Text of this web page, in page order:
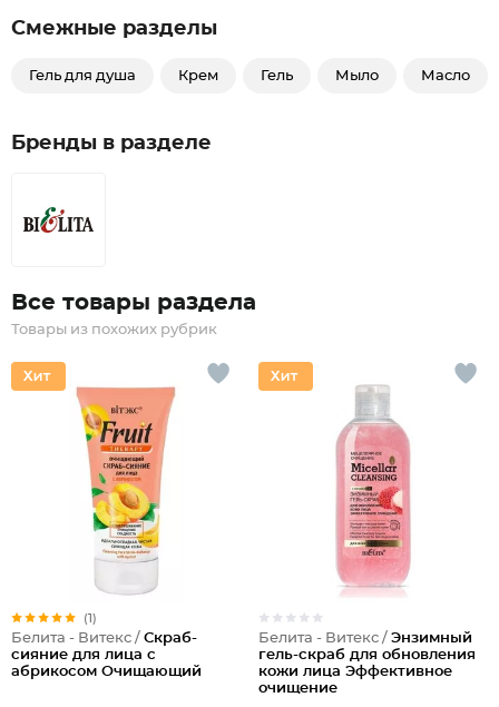
Смежные разделы
Гель для душа Крем Гель Мыло Масло
Бренды в разделе
Все товары раздела
Товары из похожих рубрик
(1)
Белита - Витекс / Скраб-
сияние для лица с
абрикосом Очищающий
Белита - Витекс / Энзимный
гель-скраб для обновления
кожи лица Эффективное
очищение